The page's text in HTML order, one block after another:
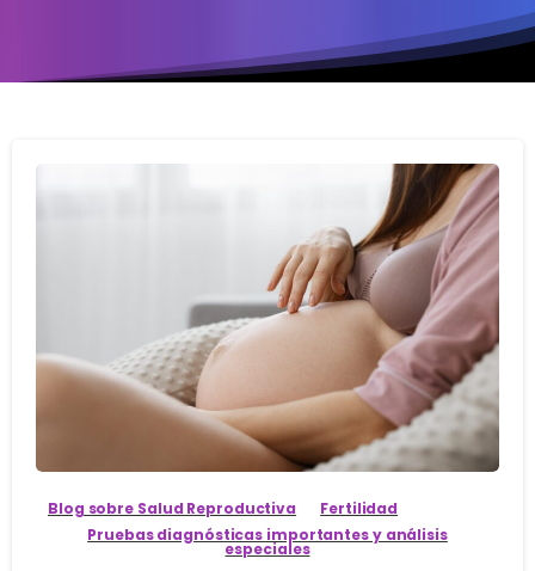
Blog sobre Salud Reproductiva
Fertilidad
Pruebas diagnósticas importantes y análisis
especiales